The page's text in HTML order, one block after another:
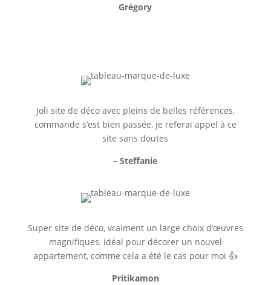
Grégory
Joli site de déco avec pleins de belles références,
commande s’est bien passée, je referai appel à ce
site sans doutes
– Steffanie
Super site de déco, vraiment un large choix d’œuvres
magnifiques, idéal pour décorer un nouvel
appartement, comme cela a été le cas pour moi 👍
Pritikamon